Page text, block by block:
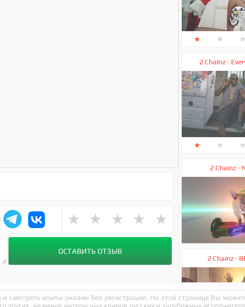
★ ★ ★ ★ ★
★ ★ ★
2 Chainz -
★ ★ ★
2 Chainz -
2 Chainz -
и смотреть клипы онлайн без регистрации. На этой странице Вы